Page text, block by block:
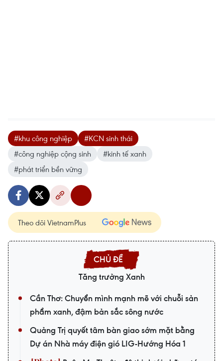
#khu công nghiệp
#KCN sinh thái
#công nghiệp cộng sinh
#kinh tế xanh
#phát triển bền vững
Theo dõi VietnamPlus
Tăng trưởng Xanh
Cần Thơ: Chuyển mình mạnh mẽ với chuỗi sản
phẩm xanh, đậm bản sắc sông nước
Quảng Trị quyết tâm bàn giao sớm mặt bằng
Dự án Nhà máy điện gió LIG-Hướng Hóa 1